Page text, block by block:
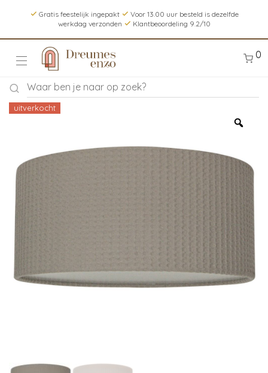
Gratis feestelijk ingepakt
Voor 13.00 uur besteld is dezelfde
werkdag verzonden
Klantbeoordeling 9.2/10
0
uitverkocht